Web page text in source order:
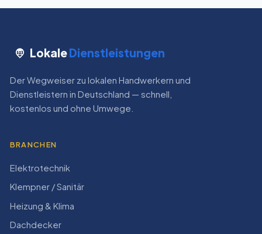
LokaleDienstleistungen
Der Wegweiser zu lokalen Handwerkern und
Dienstleistern in Deutschland — schnell,
kostenlos und ohne Umwege.
BRANCHEN
Elektrotechnik
Klempner / Sanitär
Heizung & Klima
Dachdecker